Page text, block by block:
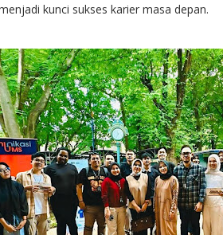
kunci sukses karier masa depan.